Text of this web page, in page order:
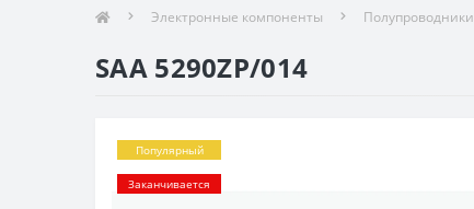
Электронные компоненты Полупроводники
SAA 5290ZP/014
Популярный
Заканчивается